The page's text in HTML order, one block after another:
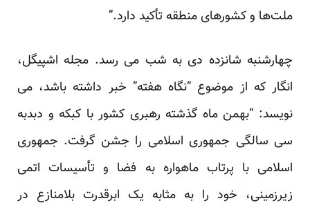
ملت‌ها و کشورهای منطقه تأکید دارد.”
چهارشنبه شانزده دی به شب می رسد. مجله اشپیگل،
انگار که از موضوع “نگاه هفته” خبر داشته باشد، می
نویسد: “بهمن ماه گذشته رهبری کشور با کبکه و دبدبه
سی سالگی جمهوری اسلامی را جشن گرفت. جمهوری
اسلامی با پرتاب ماهواره به فضا و تأسیسات اتمی
زیرزمینی، خود را به مثابه یک ابرقدرت بلامنازع در